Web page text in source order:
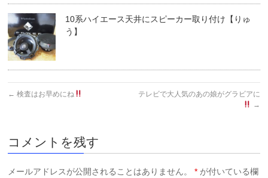
10系ハイエース天井にスピーカー取り付け【りゅ
う】
← 検査はお早めにね
テレビで大人気のあの娘がグラビアに
→
コメントを残す
メールアドレスが公開されることはありません。 * が付いている欄